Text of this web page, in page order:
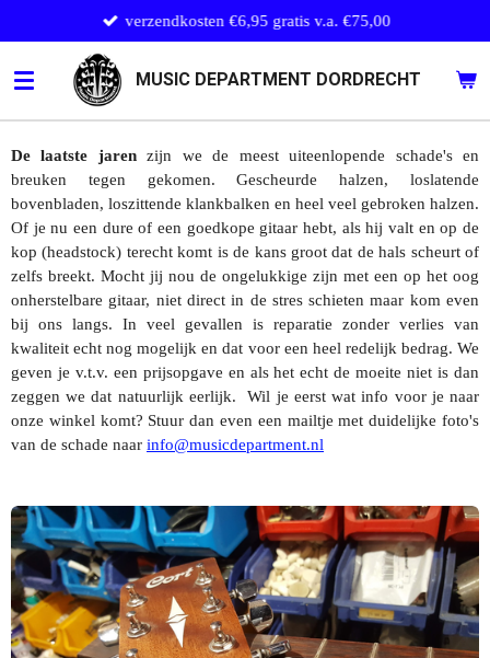
direct
naar
de
hoofdinhoud
MUSIC DEPARTMENT DORDRECHT
verzendkosten €6,95 gratis v.a. €75,00
De laatste jarenzijn we de meest uiteenlopende schade's en
breuken tegen gekomen. Gescheurde halzen, loslatende
bovenbladen, loszittende klankbalken en heel veel gebroken halzen.
Of je nu een dure of een goedkope gitaar hebt, als hij valt en op de
kop (headstock) terecht komt is de kans groot dat de hals scheurt of
zelfs breekt. Mocht jij nou de ongelukkige zijn met een op het oog
onherstelbare gitaar, niet direct in de stres schieten maar kom even
bij ons langs. In veel gevallen is reparatie zonder verlies van
kwaliteit echt nog mogelijk en dat voor een heel redelijk bedrag. We
geven je v.t.v. een prijsopgave en als het echt de moeite niet is dan
zeggen we dat natuurlijk eerlijk. Wil je eerst wat info voor je naar
onze winkel komt? Stuur dan even een mailtje met duidelijke foto's
van de schade naar info@musicdepartment.nl